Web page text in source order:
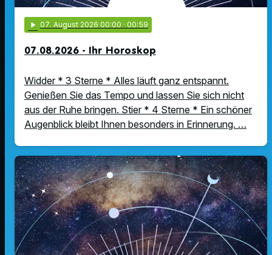
play_arrow 07. August 2026 00:00 · 00:59
07.08.2026 - Ihr Horoskop
Widder * 3 Sterne * Alles läuft ganz entspannt.
Genießen Sie das Tempo und lassen Sie sich nicht
aus der Ruhe bringen. Stier * 4 Sterne * Ein schöner
Augenblick bleibt Ihnen besonders in Erinnerung. …